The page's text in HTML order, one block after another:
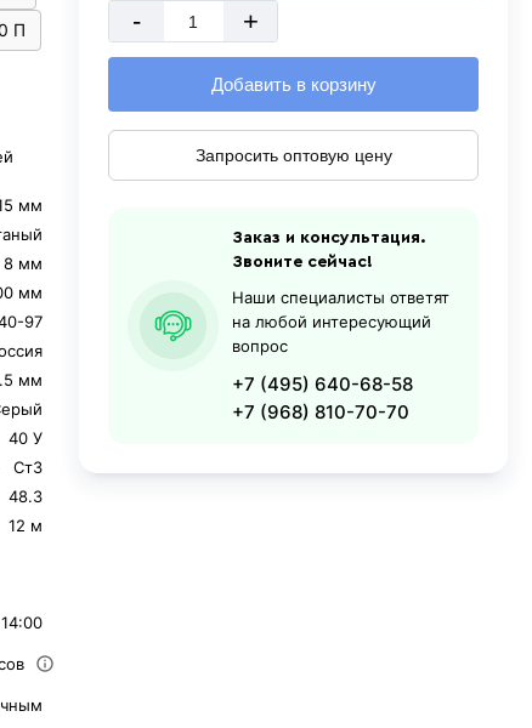
П
мм
8 мм
мм
97
мм
40 У
Ст3
48.3
12 м
- +
Добавить в корзину
Запросить оптовую цену
Заказ и консультация.
Звоните сейчас!
Наши специалисты ответят
на любой интересующий
вопрос
+7 (495) 640-68-58
+7 (968) 810-70-70